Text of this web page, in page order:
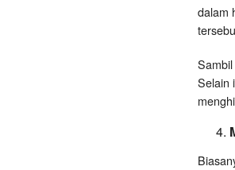
dalam
Selain